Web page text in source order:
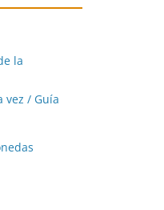
la
vez / Guía